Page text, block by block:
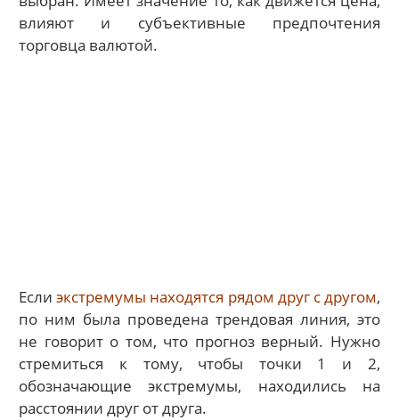
влияют и субъективные предпочтения
торговца валютой.
Еслиэкстремумы находятся рядом друг с другом,
по ним была проведена трендовая линия, это
не говорит о том, что прогноз верный. Нужно
стремиться к тому, чтобы точки 1 и 2,
обозначающие экстремумы, находились на
расстоянии друг от друга.